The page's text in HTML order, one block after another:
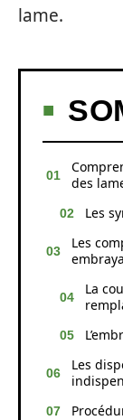
lame.
des
Les
Les
La
Les